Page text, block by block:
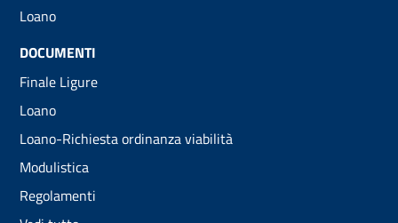
Loano
DOCUMENTI
Finale Ligure
Loano
Loano-Richiesta ordinanza viabilità
Modulistica
Regolamenti